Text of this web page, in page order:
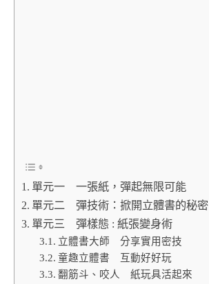
單元一 一張紙，彈起無限可能
單元二 彈技術：掀開立體書的秘密
單元三 彈樣態 : 紙張變身術
立體書大師 分享實用密技
童趣立體書 互動好好玩
翻筋斗、咬人 紙玩具活起來